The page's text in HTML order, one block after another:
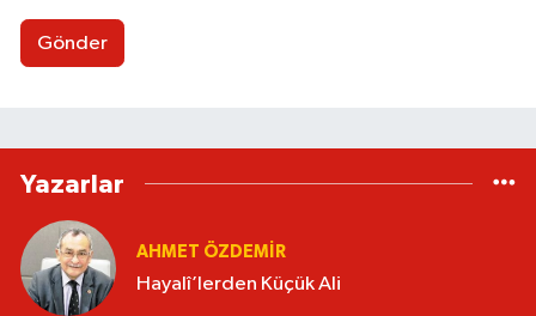
Gönder
Yazarlar
AHMET ÖZDEMIR
Hayalî’lerden Küçük Ali